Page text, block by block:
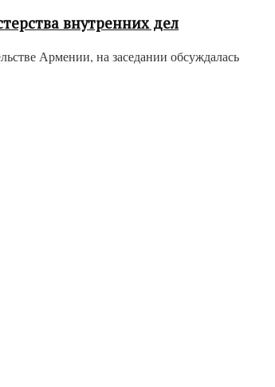
внутренних дел
Армении, на заседании обсуждалась